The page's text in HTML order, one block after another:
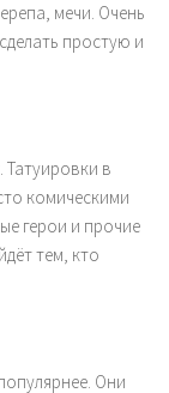
мечи. Очень
простую и
в
комическими
герои и прочие
тем, кто
Они